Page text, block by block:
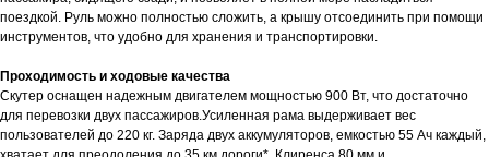
поездкой. Руль можно полностью сложить, а крышу отсоединить при помощи
инструментов, что удобно для хранения и транспортировки.
Проходимость и ходовые качества
Скутер оснащен надежным двигателем мощностью 900 Вт, что достаточно
для перевозки двух пассажиров.Усиленная рама выдерживает вес
пользователей до 220 кг. Заряда двух аккумуляторов, емкостью 55 Ач каждый,